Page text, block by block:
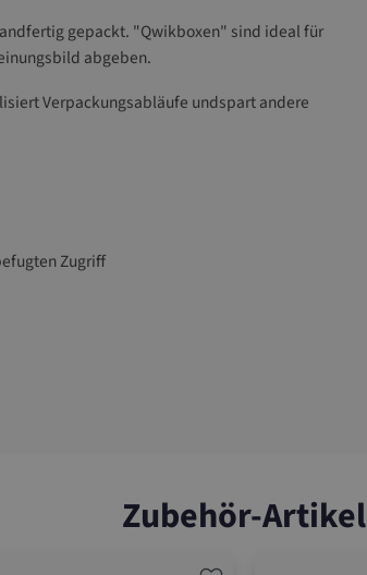
gepackt. "Qwikboxen" sind ideal für
abgeben.
Verpackungsabläufe undspart andere
Zugriff
Zubehör-Artikel